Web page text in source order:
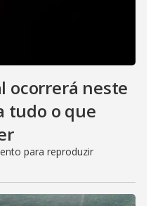
ocorrerá neste
tudo o que
para reproduzir